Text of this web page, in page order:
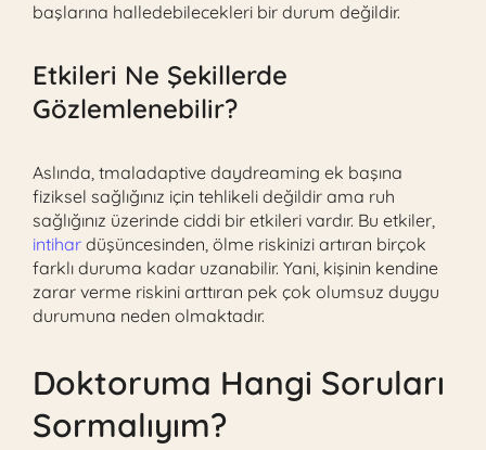
başlarına halledebilecekleri bir durum değildir.
Etkileri Ne Şekillerde
Gözlemlenebilir?
Aslında, tmaladaptive daydreaming ek başına
fiziksel sağlığınız için tehlikeli değildir ama ruh
sağlığınız üzerinde ciddi bir etkileri vardır. Bu etkiler,
intihar düşüncesinden, ölme riskinizi artıran birçok
farklı duruma kadar uzanabilir. Yani, kişinin kendine
zarar verme riskini arttıran pek çok olumsuz duygu
durumuna neden olmaktadır.
Doktoruma Hangi Soruları
Sormalıyım?